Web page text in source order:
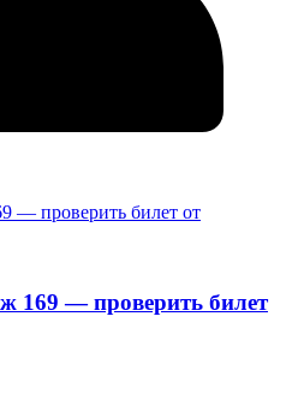
169 — проверить билет